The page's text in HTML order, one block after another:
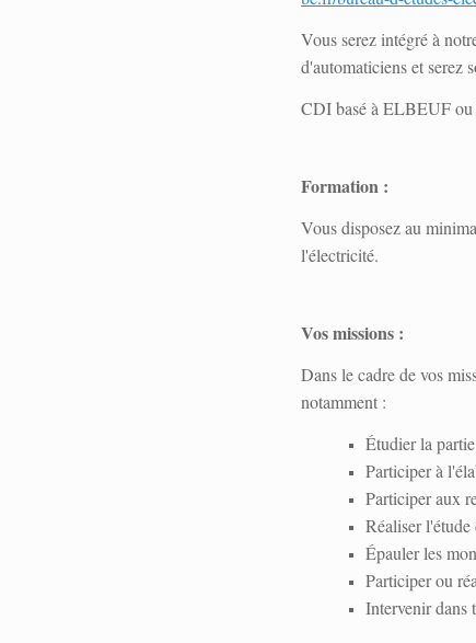
Vous serez intégré à
d'automaticiens et serez
CDI basé à ELBEUF
Formation :
Vous disposez au
l'électricité.
Vos missions :
Dans le cadre de vos
notamment :
Étudier la
Participer à
Participer aux
Réaliser
Épauler les
Participer ou
Intervenir dans